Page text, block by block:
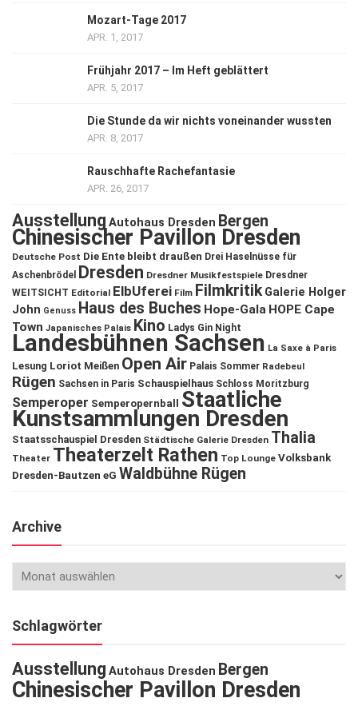
Mozart-Tage 2017
APR. 1, 2017
Frühjahr 2017 – Im Heft geblättert
APR. 5, 2017
Die Stunde da wir nichts voneinander wussten
APR. 8, 2017
Rauschhafte Rachefantasie
APR. 26, 2017
Ausstellung Autohaus Dresden Bergen
Chinesischer Pavillon Dresden
Deutsche Post Die Ente bleibt draußen Drei Haselnüsse für
Aschenbrödel
Dresden Dresdner Musikfestspiele Dresdner
WEITSICHT Editorial ElbUferei Film Filmkritik Galerie Holger
John Genuss Haus des Buches Hope-Gala HOPE Cape
Town Japanisches Palais Kino Ladys Gin Night
Landesbühnen Sachsen La Saxe à Paris
Lesung Loriot Meißen Open Air Palais Sommer Radebeul
Rügen Sachsen in Paris Schauspielhaus Schloss Moritzburg
Semperoper Semperopernball Staatliche
Kunstsammlungen Dresden
Staatsschauspiel Dresden Städtische Galerie Dresden Thalia
Theater Theaterzelt Rathen Top Lounge Volksbank
Dresden-Bautzen eG Waldbühne Rügen
Archive
Schlagwörter
Ausstellung Autohaus Dresden Bergen
Chinesischer Pavillon Dresden